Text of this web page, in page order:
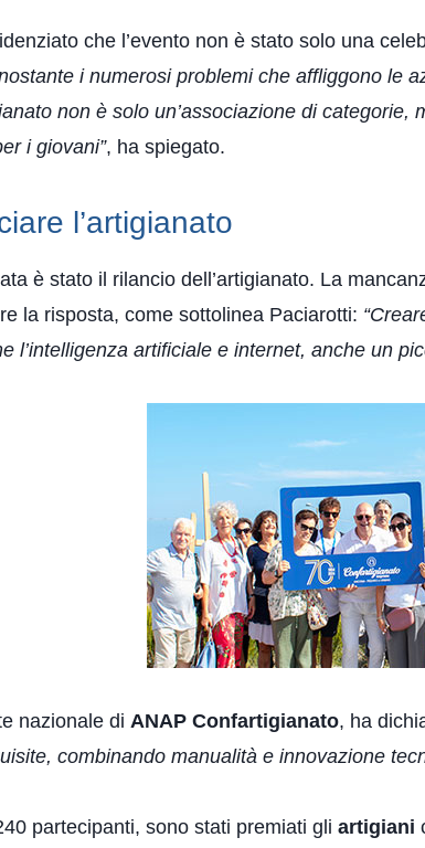
che l’evento non è stato solo una
i numerosi problemi che affliggono le
non è solo un’associazione di
i giovani”, ha spiegato.
l’artigianato
è stato il rilancio dell’artigianato. La
la risposta, come sottolinea Paciarotti:
l’intelligenza artificiale e internet, anche un
nazionale di ANAP Confartigianato, ha
combinando manualità e innovazione
partecipanti, sono stati premiati gli artigiani